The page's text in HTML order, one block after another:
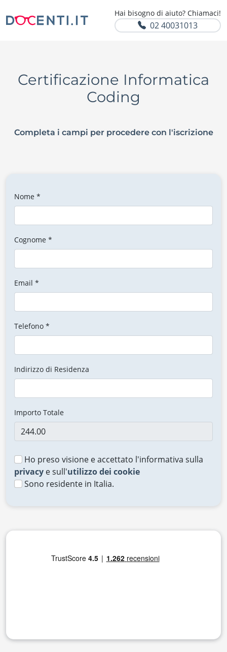
Hai bisogno di aiuto? Chiamaci!
02 40031013
Certificazione Informatica
Coding
Completa i campi per procedere con l'iscrizione
Nome *
Cognome *
Email *
Telefono *
Indirizzo di Residenza
Importo Totale
Ho preso visione e accettato l'informativa sulla
privacy e sull'utilizzo dei cookie
Sono residente in Italia.